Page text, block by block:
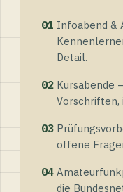
01 Infoabend &
Detail.
02 Kursabende
Vorschriften,
03
offene
04
die